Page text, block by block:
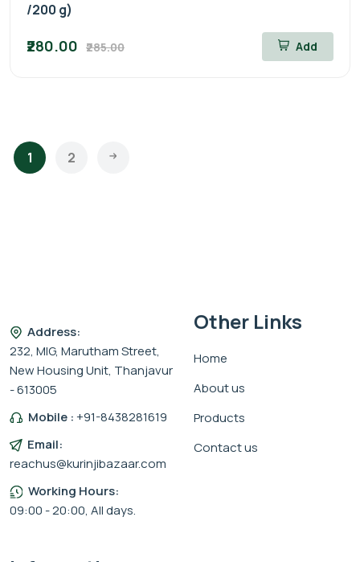
/200 g)
₹280.00 ₹285.00 Add
1 2
Address:
232, MIG, Marutham Street,
New Housing Unit, Thanjavur
- 613005
Mobile :+91-8438281619
Email:
reachus@kurinjibazaar.com
Working Hours:
09:00 - 20:00, All days.
Other Links
Home
About us
Products
Contact us